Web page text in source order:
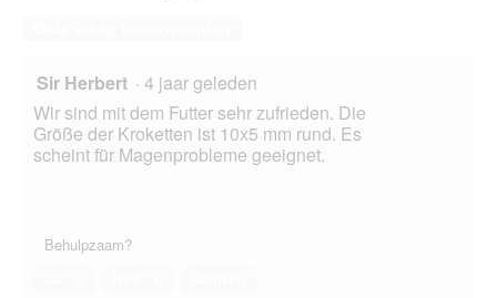
Sir Herbert · 4 jaar geleden
Wir sind mit dem Futter sehr zufrieden. Die
Größe der Kroketten ist 10x5 mm rund. Es
scheint für Magenprobleme geeignet.
Behulpzaam?